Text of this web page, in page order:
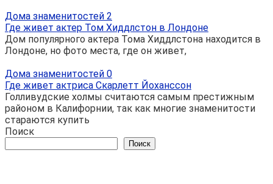
Дома знаменитостей 2
Где живет актер Том Хиддлстон в Лондоне
Дом популярного актера Тома Хиддлстона находится в
Лондоне, но фото места, где он живет,
Дома знаменитостей 0
Где живет актриса Скарлетт Йоханссон
Голливудские холмы считаются самым престижным
районом в Калифорнии, так как многие знаменитости
стараются купить
Поиск
Поиск